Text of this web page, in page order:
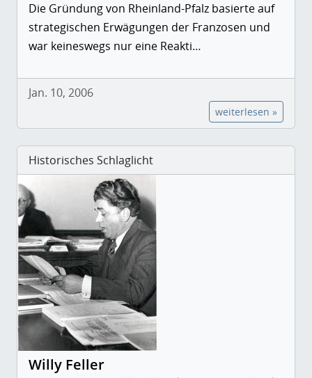
Die Gründung von Rheinland-Pfalz basierte auf
strategischen Erwägungen der Franzosen und
war keineswegs nur eine Reakti…
Jan. 10, 2006
weiterlesen »
Historisches Schlaglicht
Willy Feller